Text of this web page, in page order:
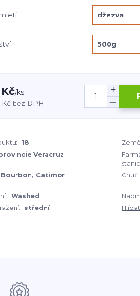
/ks
Kč bez DPH
18
Veracruz
Bourbon, Catimor Chuť:
Washed
střední